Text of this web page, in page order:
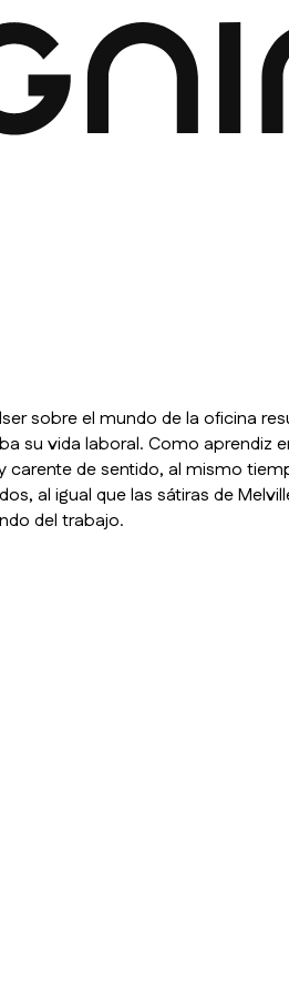
sobre el mundo de la oficina
su vida laboral. Como aprendiz
de sentido, al mismo
al igual que las sátiras de
del trabajo.